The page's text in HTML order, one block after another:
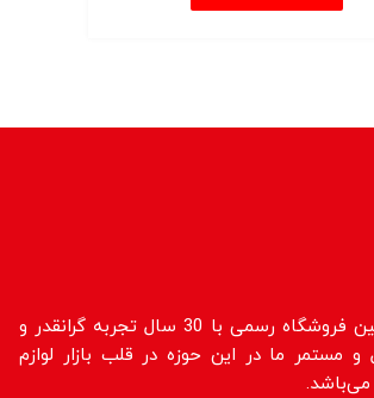
فروشگاه lent.ir اولین فروشگاه رسمی با 30 سال تجربه گرانقدر و
مستمر ما در این حوزه در قلب بازار لوازم
می‌باشد.